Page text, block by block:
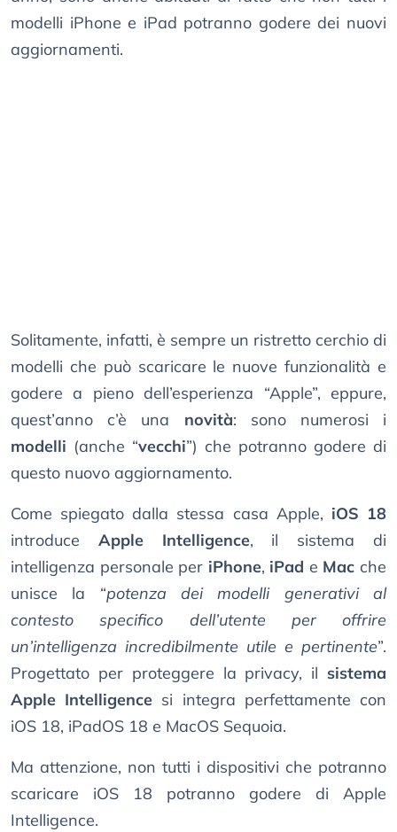
modelli iPhone e iPad potranno godere dei nuovi
aggiornamenti.
Solitamente, infatti, è sempre un ristretto cerchio di
modelli che può scaricare le nuove funzionalità e
godere a pieno dell’esperienza “Apple”, eppure,
quest’anno c’è una novità: sono numerosi i
modelli (anche “vecchi”) che potranno godere di
questo nuovo aggiornamento.
Come spiegato dalla stessa casa Apple, iOS 18
introduce Apple Intelligence, il sistema di
intelligenza personale per iPhone, iPad e Mac che
unisce la “potenza dei modelli generativi al
contesto specifico dell’utente per offrire
un’intelligenza incredibilmente utile e pertinente”.
Progettato per proteggere la privacy, il sistema
Apple Intelligence si integra perfettamente con
iOS 18, iPadOS 18 e MacOS Sequoia.
Ma attenzione, non tutti i dispositivi che potranno
scaricare iOS 18 potranno godere di Apple
Intelligence.